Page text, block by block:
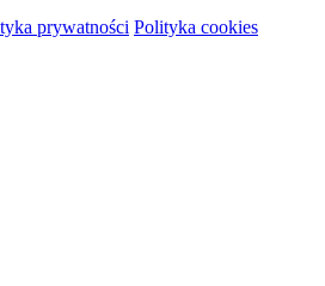
prywatności Polityka cookies